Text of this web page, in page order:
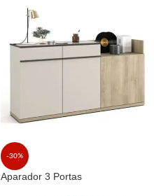
-30%
Aparador 3 Portas